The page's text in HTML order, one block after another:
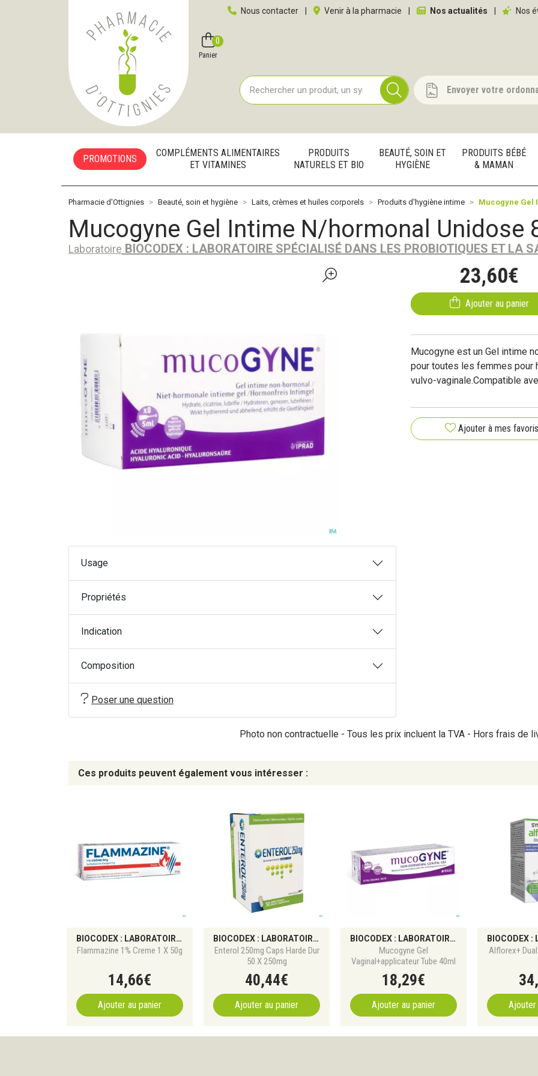
Pharmacie d'Ottignies Votre pharmacie en ligne à votre service
Nous contacter Venir à la pharmacie Nos actualités Nos
Favoris Panier
0
Envoyer votre
PROMOTIONS
COMPLÉMENTS ALIMENTAIRES
ET VITAMINES
PRODUITS
NATURELS ET BIO
BEAUTÉ, SOIN ET
HYGIÈNE
PRODUITS BÉBÉ
& MAMAN
Pharmacie d'Ottignies Beauté, soin et hygiène Laits, crèmes et huiles corporels Produits d'hygiène intime Mucogyne Gel
Mucogyne Gel Intime N/hormonal Unidose
Laboratoire BIOCODEX : LABORATOIRE SPÉCIALISÉ DANS LES PROBIOTIQUES ET LA
23,60€
Ajouter au panier
Mucogyne est un Gel intime
pour toutes les femmes pour
vulvo-vaginale.Compatible
Ajouter à mes favoris
Usage
Propriétés
Indication
Composition
Poser une question
Photo non contractuelle - Tous les prix incluent la TVA - Hors frais de
Ces produits peuvent également vous intéresser :
BIOCODEX : LABORATOIRE SPÉCIALISÉ DANS LES PROBIOTIQUES ET LA SANTÉ DU MICROBIOTE
Flammazine 1% Creme 1 X 50g
14,66€
Ajouter au panier
BIOCODEX : LABORATOIRE SPÉCIALISÉ DANS LES PROBIOTIQUES ET LA SANTÉ DU MICROBIOTE
Enterol 250mg Caps Harde Dur
50 X 250mg
40,44€
Ajouter au panier
BIOCODEX : LABORATOIRE SPÉCIALISÉ DANS LES PROBIOTIQUES ET LA SANTÉ DU MICROBIOTE
Mucogyne Gel
Vaginal+applicateur Tube 40ml
18,29€
Ajouter au panier
Alflorex+
34,
Ajouter